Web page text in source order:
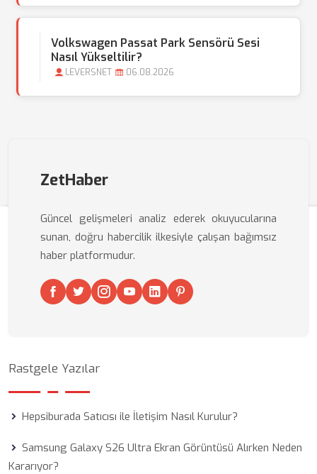
Volkswagen Passat Park Sensörü Sesi
Nasıl Yükseltilir?
LEVERSNET 06.08.2026
ZetHaber
Güncel gelişmeleri analiz ederek okuyucularına
sunan, doğru habercilik ilkesiyle çalışan bağımsız
haber platformudur.
Rastgele Yazılar
Hepsiburada Satıcısı ile İletişim Nasıl Kurulur?
Samsung Galaxy S26 Ultra Ekran Görüntüsü Alırken Neden
Kararıyor?